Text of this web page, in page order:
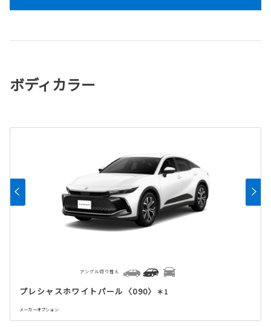
ボディカラー
プレシャスホワイトパール〈090〉 ＊1
メーカーオプション
アングル切り替え